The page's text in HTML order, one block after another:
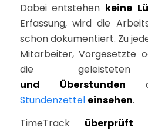
Dabei entstehen keine
Erfassung, wird die
schon dokumentiert. Zu
Mitarbeiter, Vorgesetzte
die
und
Überstunden
Stundenzettel einsehen.
TimeTrack überprüft